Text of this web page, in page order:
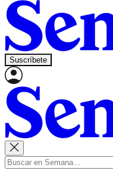
Suscríbete